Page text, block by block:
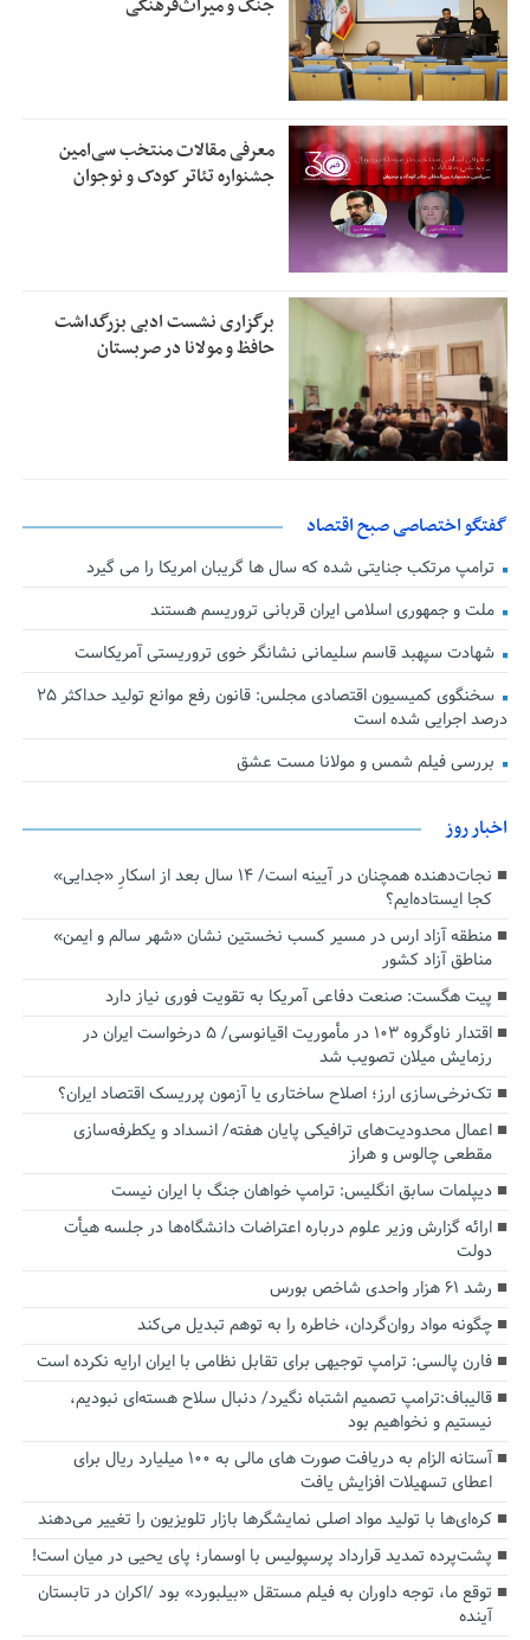
معرفی مقالات منتخب سی‌امین
جشنواره تئاتر کودک و نوجوان
برگزاری نشست ادبی بزرگداشت
حافظ و مولانا در صربستان
گفتگو اختصاصی صبح اقتصاد
ترامپ مرتکب جنایتی شده که سال ها گریبان امریکا را می گیرد
ملت و جمهوری اسلامی ایران قربانی تروریسم هستند
شهادت سپهبد قاسم سلیمانی نشانگر خوی تروریستی آمریکاست
سخنگوی کمیسیون اقتصادی مجلس: قانون رفع موانع تولید حداکثر ۲۵
درصد اجرایی شده است
بررسی فیلم شمس و مولانا مست عشق
اخبار روز
نجات‌دهنده‌ همچنان در آیینه است/ ۱۴ سال بعد از اسکارِ «جدایی»
کجا ایستاده‌ایم؟
منطقه آزاد ارس در مسیر کسب نخستین نشان «شهر سالم و ایمن»
مناطق آزاد کشور
پیت هگست: صنعت دفاعی آمریکا به تقویت فوری نیاز دارد
اقتدار ناوگروه ۱۰۳ در مأموریت‌ اقیانوسی/ ۵ درخواست ایران در
رزمایش میلان تصویب شد
تک‌نرخی‌سازی ارز؛ اصلاح ساختاری یا آزمون پرریسک اقتصاد ایران؟
اعمال محدودیت‌های ترافیکی پایان هفته/ انسداد و یکطرفه‌سازی
مقطعی چالوس و هراز
دیپلمات سابق انگلیس:‌ ترامپ خواهان جنگ با ایران نیست
ارائه گزارش وزیر علوم درباره اعتراضات دانشگاه‌ها در جلسه هیأت
دولت
رشد ۶۱ هزار واحدی شاخص بورس
چگونه مواد روان‌گردان، خاطره را به توهم تبدیل می‌کند
فارن پالسی: ترامپ توجیهی برای تقابل نظامی با ایران ارایه نکرده است
قالیباف:ترامپ تصمیم اشتباه نگیرد/ دنبال سلاح هسته‌ای نبودیم،
نیستیم و نخواهیم بود
آستانه الزام به دریافت صورت های مالی به ۱۰۰ میلیارد ریال برای
اعطای تسهیلات افزایش یافت
کره‌ای‌ها با تولید مواد اصلی نمایشگرها بازار تلویزیون را تغییر می‌دهند
پشت‌پرده تمدید قرارداد پرسپولیس با اوسمار؛ پای یحیی در میان است!
توقع ما، توجه داوران به فیلم مستقل «بیلبورد» بود /اکران در تابستان
آینده